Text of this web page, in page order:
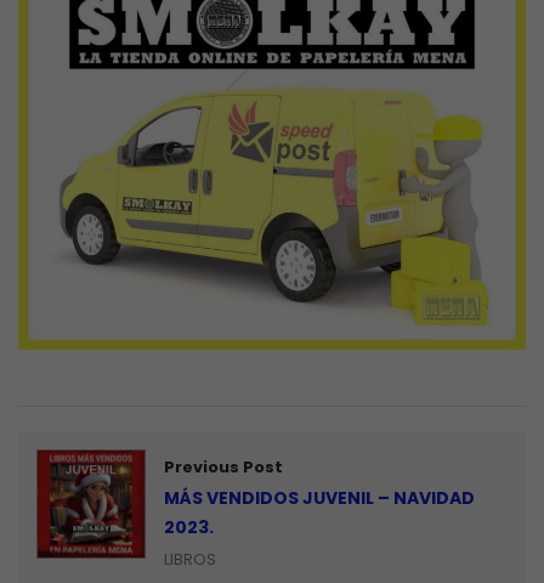
Previous Post
MÁS VENDIDOS JUVENIL – NAVIDAD
2023.
LIBROS